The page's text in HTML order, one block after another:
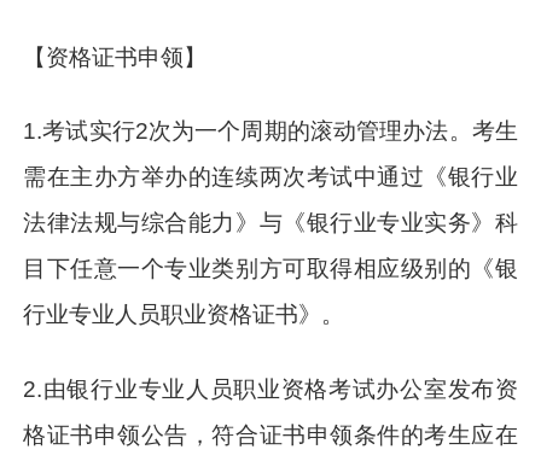
【资格证书申领】
1.考试实行2次为一个周期的滚动管理办法。考生
需在主办方举办的连续两次考试中通过《银行业
法律法规与综合能力》与《银行业专业实务》科
目下任意一个专业类别方可取得相应级别的《银
行业专业人员职业资格证书》。
2.由银行业专业人员职业资格考试办公室发布资
格证书申领公告，符合证书申领条件的考生应在